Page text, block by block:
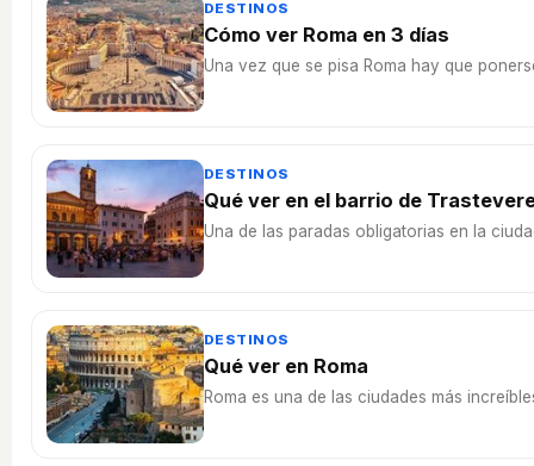
DESTINOS
Cómo ver Roma en 3 días
Una vez que se pisa Roma hay que
DESTINOS
Qué ver en el barrio de
Una de las paradas obligatorias en la
DESTINOS
Qué ver en Roma
Roma es una de las ciudades más